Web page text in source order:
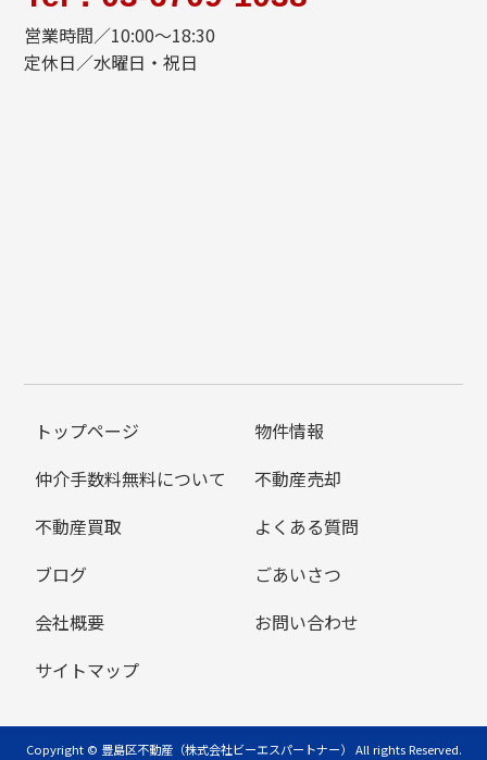
営業時間／10:00～18:30
定休日／水曜日・祝日
トップページ
物件情報
仲介手数料無料について
不動産売却
不動産買取
よくある質問
ブログ
ごあいさつ
会社概要
お問い合わせ
サイトマップ
Copyright © 豊島区不動産（株式会社ビーエスパートナー） All rights Reserved.